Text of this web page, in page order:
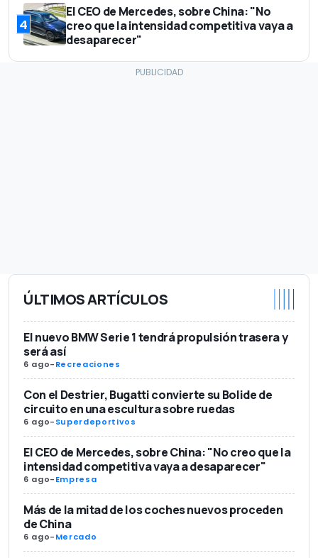
4
El CEO de Mercedes, sobre China: "No
creo que la intensidad competitiva vaya a
desaparecer"
ÚLTIMOS ARTÍCULOS
El nuevo BMW Serie 1 tendrá propulsión trasera y
será así
6 ago-Recreaciones
Con el Destrier, Bugatti convierte su Bolide de
circuito en una escultura sobre ruedas
6 ago-Superdeportivos
El CEO de Mercedes, sobre China: "No creo que la
intensidad competitiva vaya a desaparecer"
6 ago-Empresa
Más de la mitad de los coches nuevos proceden
de China
6 ago-Mercado